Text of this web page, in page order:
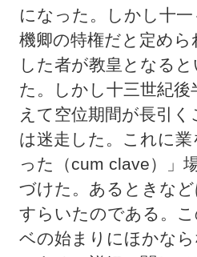
になった。しかし十
機卿の特権だと定め
した者が教皇となる
た。しかし十三世紀
えて空位期間が長引
は迷走した。これに
った（cum clave）」
づけた。あるときな
すらいたのである。
ベの始まりにほかな